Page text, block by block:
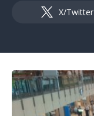
X/Twitter